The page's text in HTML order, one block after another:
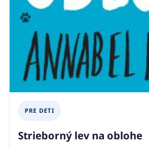
PRE DETI
Strieborný lev na oblohe